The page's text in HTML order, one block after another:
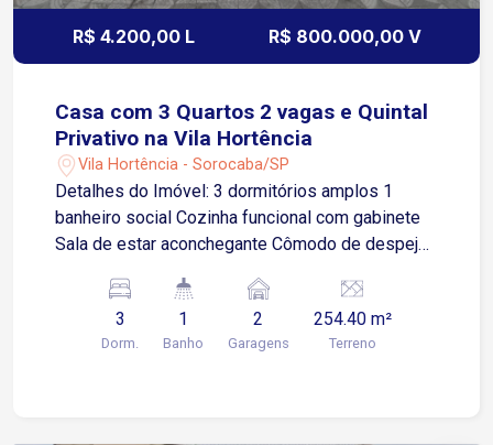
R$ 4.200,00 L R$ 800.000,00 V
Casa com 3 Quartos 2 vagas e Quintal
Privativo na Vila Hortência
Vila Hortência - Sorocaba/SP
Detalhes do Imóvel: 3 dormitórios amplos 1
banheiro social Cozinha funcional com gabinete
Sala de estar aconchegante Cômodo de despejo
Garagem para 2 veículos, sendo 1 vaga coberta e
1 descoberta Localização Privilegiada:
Localizada na Avenida Coronel Nogueira Padilha,
3
Dorm.
1
Banho
2
Garagens
254.40 m²
Terreno